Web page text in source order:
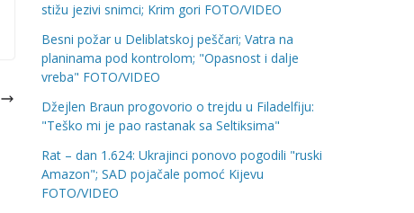
stižu jezivi snimci; Krim gori FOTO/VIDEO
Besni požar u Deliblatskoj peščari; Vatra na
planinama pod kontrolom; "Opasnost i dalje
vreba" FOTO/VIDEO
Džejlen Braun progovorio o trejdu u Filadelfiju:
"Teško mi je pao rastanak sa Seltiksima"
Rat – dan 1.624: Ukrajinci ponovo pogodili "ruski
Amazon"; SAD pojačale pomoć Kijevu
FOTO/VIDEO